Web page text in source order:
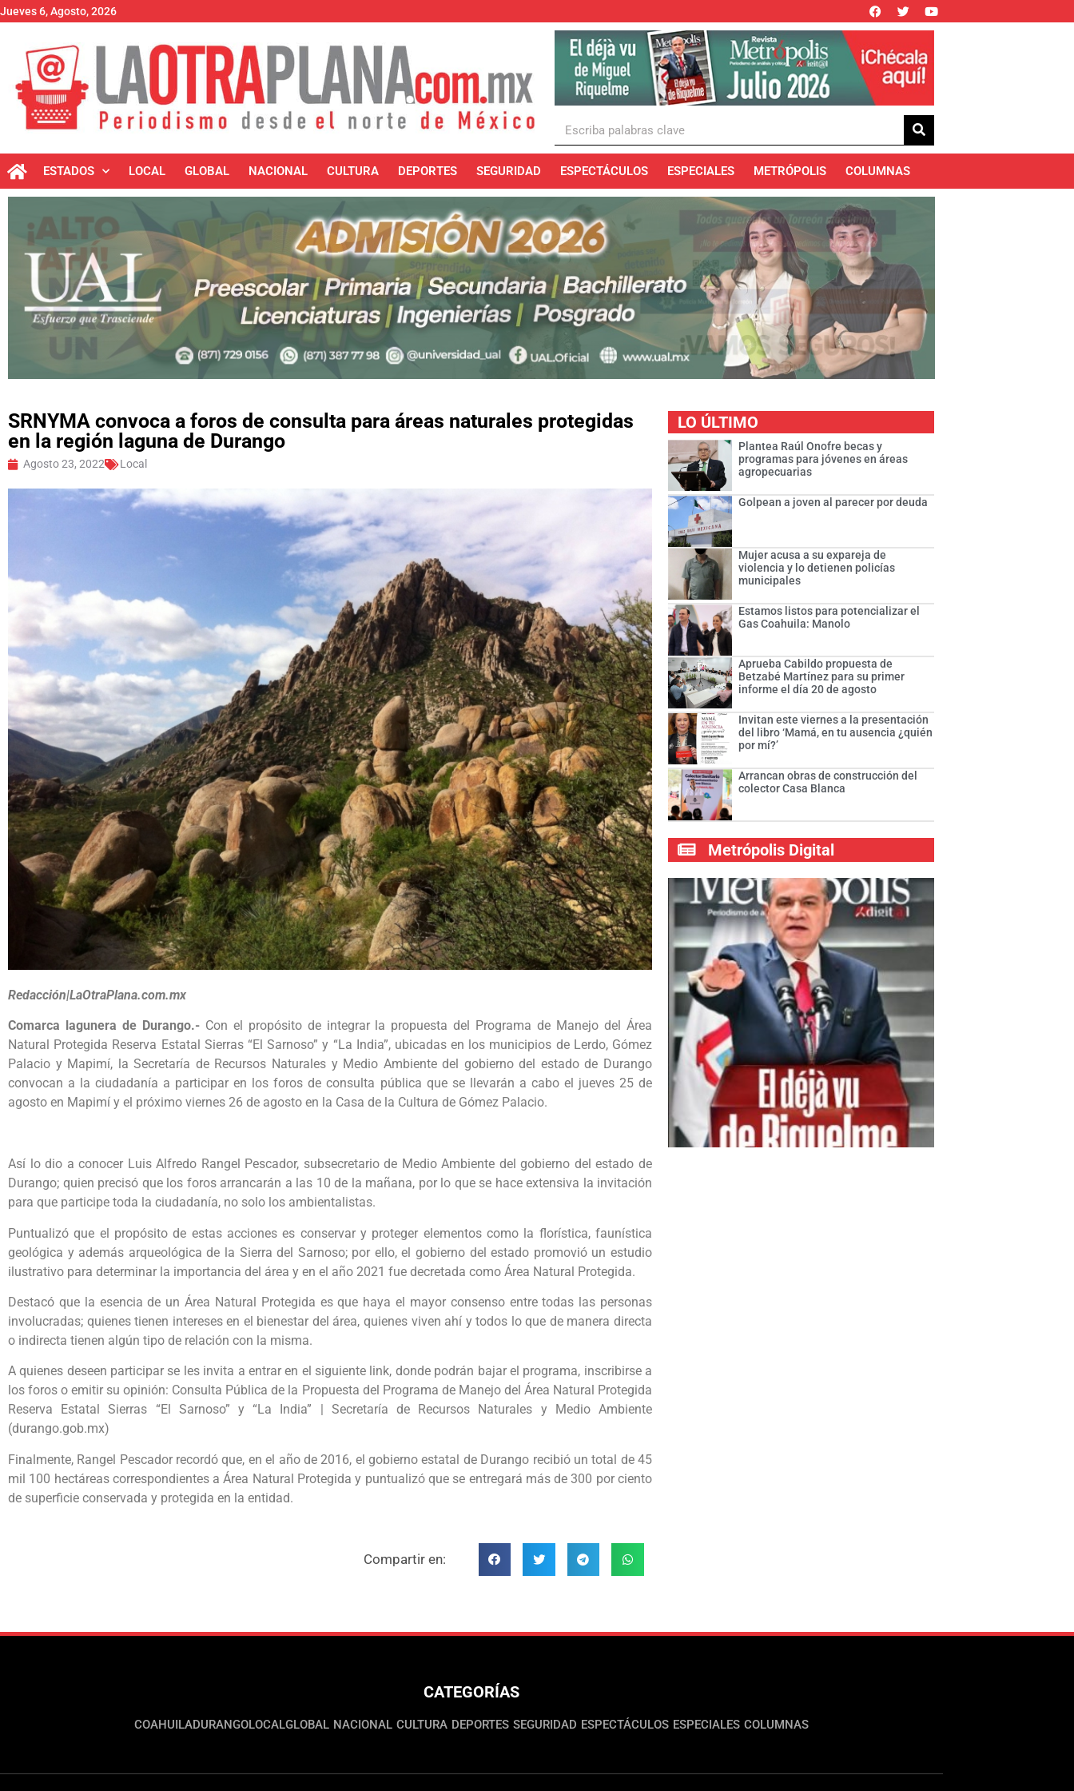
Jueves 6, Agosto, 2026
ESTADOS LOCAL GLOBAL NACIONAL CULTURA DEPORTES SEGURIDAD ESPECTÁCULOS ESPECIALES METRÓPOLIS COLUMNAS
SRNYMA convoca a foros de consulta para áreas naturales protegidas
en la región laguna de Durango
Agosto 23, 2022 Local
Redacción|LaOtraPlana.com.mx
Comarca lagunera de Durango.-Con el propósito de integrar la propuesta del Programa de Manejo del Área
Natural Protegida Reserva Estatal Sierras “El Sarnoso” y “La India”, ubicadas en los municipios de Lerdo, Gómez
Palacio y Mapimí, la Secretaría de Recursos Naturales y Medio Ambiente del gobierno del estado de Durango
convocan a la ciudadanía a participar en los foros de consulta pública que se llevarán a cabo el jueves 25 de
agosto en Mapimí y el próximo viernes 26 de agosto en la Casa de la Cultura de Gómez Palacio.
Así lo dio a conocer Luis Alfredo Rangel Pescador, subsecretario de Medio Ambiente del gobierno del estado de
Durango; quien precisó que los foros arrancarán a las 10 de la mañana, por lo que se hace extensiva la invitación
para que participe toda la ciudadanía, no solo los ambientalistas.
Puntualizó que el propósito de estas acciones es conservar y proteger elementos como la florística, faunística
geológica y además arqueológica de la Sierra del Sarnoso; por ello, el gobierno del estado promovió un estudio
ilustrativo para determinar la importancia del área y en el año 2021 fue decretada como Área Natural Protegida.
Destacó que la esencia de un Área Natural Protegida es que haya el mayor consenso entre todas las personas
involucradas; quienes tienen intereses en el bienestar del área, quienes viven ahí y todos lo que de manera directa
o indirecta tienen algún tipo de relación con la misma.
A quienes deseen participar se les invita a entrar en el siguiente link, donde podrán bajar el programa, inscribirse a
los foros o emitir su opinión: Consulta Pública de la Propuesta del Programa de Manejo del Área Natural Protegida
Reserva Estatal Sierras “El Sarnoso” y “La India” | Secretaría de Recursos Naturales y Medio Ambiente
(durango.gob.mx)
Finalmente, Rangel Pescador recordó que, en el año de 2016, el gobierno estatal de Durango recibió un total de 45
mil 100 hectáreas correspondientes a Área Natural Protegida y puntualizó que se entregará más de 300 por ciento
de superficie conservada y protegida en la entidad.
Compartir en:
LO ÚLTIMO
Plantea Raúl Onofre becas y
programas para jóvenes en áreas
agropecuarias
Golpean a joven al parecer por deuda
Mujer acusa a su expareja de
violencia y lo detienen policías
municipales
Estamos listos para potencializar el
Gas Coahuila: Manolo
Aprueba Cabildo propuesta de
Betzabé Martínez para su primer
informe el día 20 de agosto
Invitan este viernes a la presentación
del libro ‘Mamá, en tu ausencia ¿quién
por mí?’
Arrancan obras de construcción del
colector Casa Blanca
Metrópolis Digital
CATEGORÍAS
COAHUILADURANGOLOCALGLOBAL NACIONAL CULTURA DEPORTES SEGURIDAD ESPECTÁCULOS ESPECIALES COLUMNAS